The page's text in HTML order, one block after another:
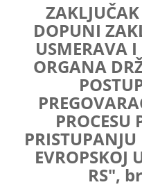
DOPUNI
USMERAVA
ORGANA
PROCESU
PRISTUPANJU
RS",